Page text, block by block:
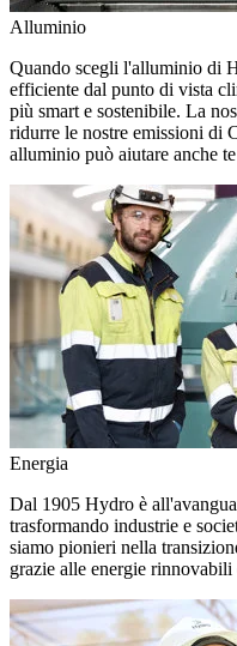
Alluminio
Quando scegli l'alluminio di
efficiente dal punto di vista
più smart e sostenibile. La
ridurre le nostre emissioni di
alluminio può aiutare anche
Energia
Dal 1905 Hydro è
trasformando industrie e
siamo pionieri nella
grazie alle energie